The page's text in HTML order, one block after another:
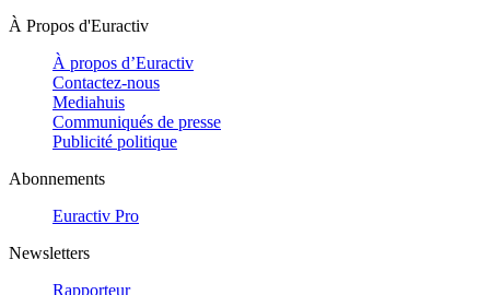
À Propos d'Euractiv
À propos d’Euractiv
Contactez-nous
Mediahuis
Communiqués de presse
Publicité politique
Abonnements
Euractiv Pro
Newsletters
Rapporteur